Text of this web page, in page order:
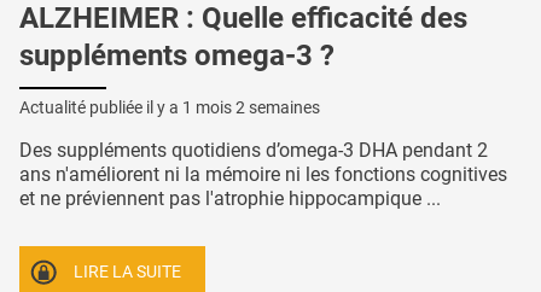
ALZHEIMER : Quelle efficacité des
suppléments omega-3 ?
Actualité publiée il y a 1 mois 2 semaines
Des suppléments quotidiens d’omega-3 DHA pendant 2
ans n'améliorent ni la mémoire ni les fonctions cognitives
et ne préviennent pas l'atrophie hippocampique ...
LIRE LA SUITE